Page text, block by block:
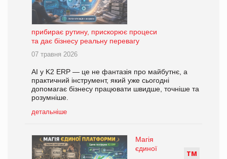
прибирає рутину, прискорює процеси
та дає бізнесу реальну перевагу
07 травня 2026
AI у K2 ERP — це не фантазія про майбутнє, а
практичний інструмент, який уже сьогодні
допомагає бізнесу працювати швидше, точніше та
розумніше.
детальніше
ТМ
Магія
єдиної